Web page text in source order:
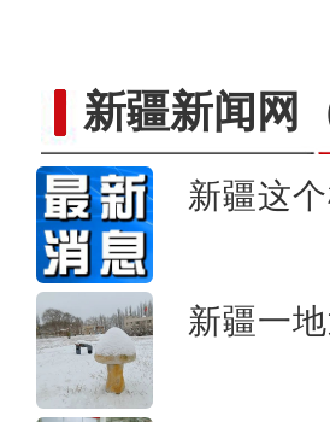
新疆新闻网
新疆这
新疆一